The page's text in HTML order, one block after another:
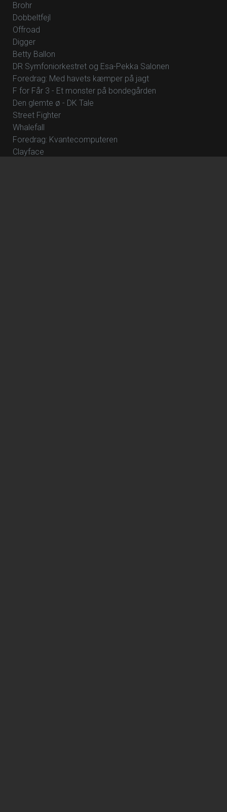
Brohr
Dobbeltfejl
Offroad
Digger
Betty Ballon
DR Symfoniorkestret og Esa-Pekka Salonen
Foredrag: Med havets kæmper på jagt
F for Får 3 - Et monster på bondegården
Den glemte ø - DK Tale
Street Fighter
Whalefall
Foredrag: Kvantecomputeren
Clayface